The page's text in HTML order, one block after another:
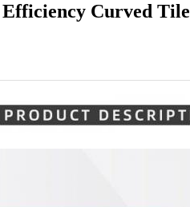
Curved Tile